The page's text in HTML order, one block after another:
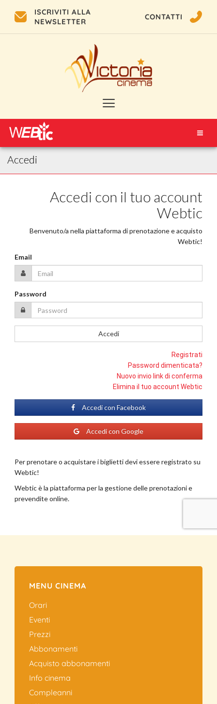
ISCRIVITI ALLA
NEWSLETTER
CONTATTI
MENU CINEMA
Orari
Eventi
Prezzi
Abbonamenti
Acquisto abbonamenti
Info cinema
Compleanni